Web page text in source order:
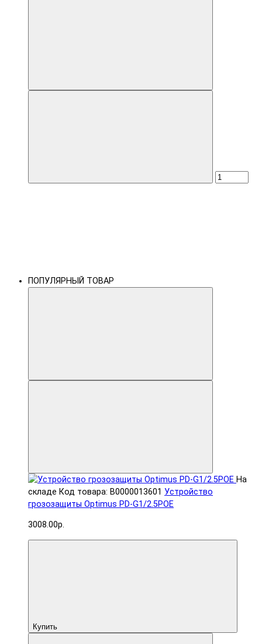
ПОПУЛЯРНЫЙ ТОВАР
На
складе Код товара: В0000013601 Устройство
грозозащиты Optimus PD-G1/2.5POE
3008.00р.
Купить